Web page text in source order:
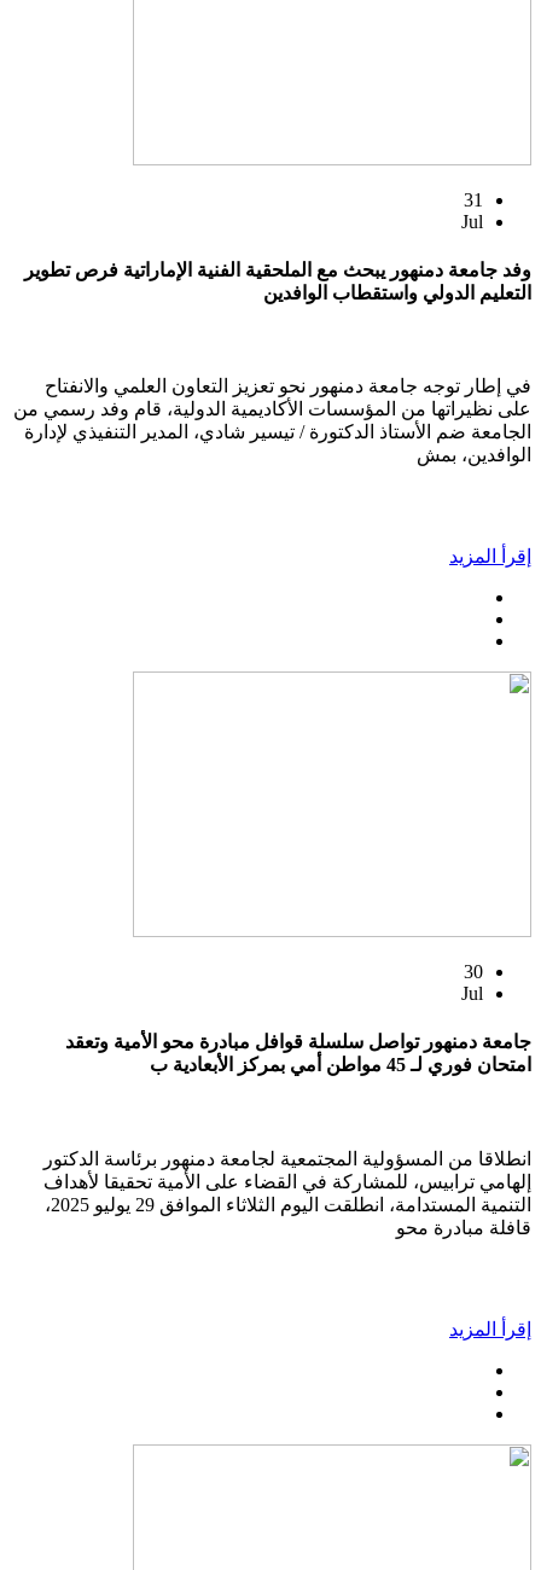
31
Jul
وفد جامعة دمنهور يبحث مع الملحقية الفنية الإماراتية فرص تطوير
التعليم الدولي واستقطاب الوافدين
في إطار توجه جامعة دمنهور نحو تعزيز التعاون العلمي والانفتاح
على نظيراتها من المؤسسات الأكاديمية الدولية، قام وفد رسمي من
الجامعة ضم الأستاذ الدكتورة / تيسير شادي، المدير التنفيذي لإدارة
الوافدين، بمش
إقرأ المزيد
30
Jul
جامعة دمنهور تواصل سلسلة قوافل مبادرة محو الأمية وتعقد
امتحان فوري لـ 45 مواطن أمي بمركز الأبعادية ب
انطلاقا من المسؤولية المجتمعية لجامعة دمنهور برئاسة الدكتور
إلهامي ترابيس، للمشاركة في القضاء على الأمية تحقيقا لأهداف
التنمية المستدامة، انطلقت اليوم الثلاثاء الموافق 29 يوليو 2025،
قافلة مبادرة محو
إقرأ المزيد